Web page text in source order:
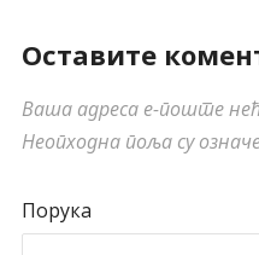
Оставите
Ваша адреса е-поште
Неопходна поља су
Порука